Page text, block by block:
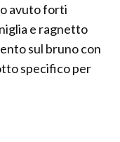
avuto forti
e ragnetto
sul bruno con
specifico per